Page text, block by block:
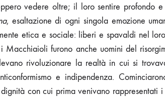
vedere oltre; il loro sentire profondo e
, esaltazione di ogni singola emozione
etica e sociale: liberi e spavaldi nel
Macchiaioli furono anche uomini del
rivoluzionare la realtà in cui si
e indipendenza.
con cui prima venivano rappresentati